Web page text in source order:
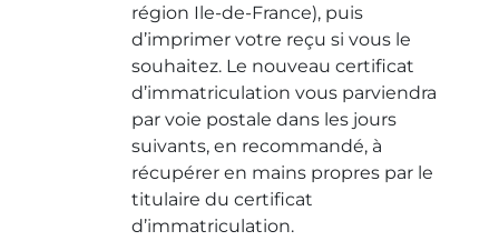
région Ile-de-France), puis
d’imprimer votre reçu si vous le
souhaitez. Le nouveau certificat
d’immatriculation vous parviendra
par voie postale dans les jours
suivants, en recommandé, à
récupérer en mains propres par le
titulaire du certificat
d’immatriculation.